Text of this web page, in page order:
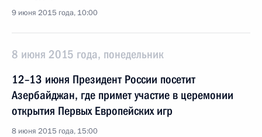
9 июня 2015 года, 10:00
8 июня 2015 года, понедельник
12–13 июня Президент России посетит
Азербайджан, где примет участие в церемонии
открытия Первых Европейских игр
8 июня 2015 года, 15:00